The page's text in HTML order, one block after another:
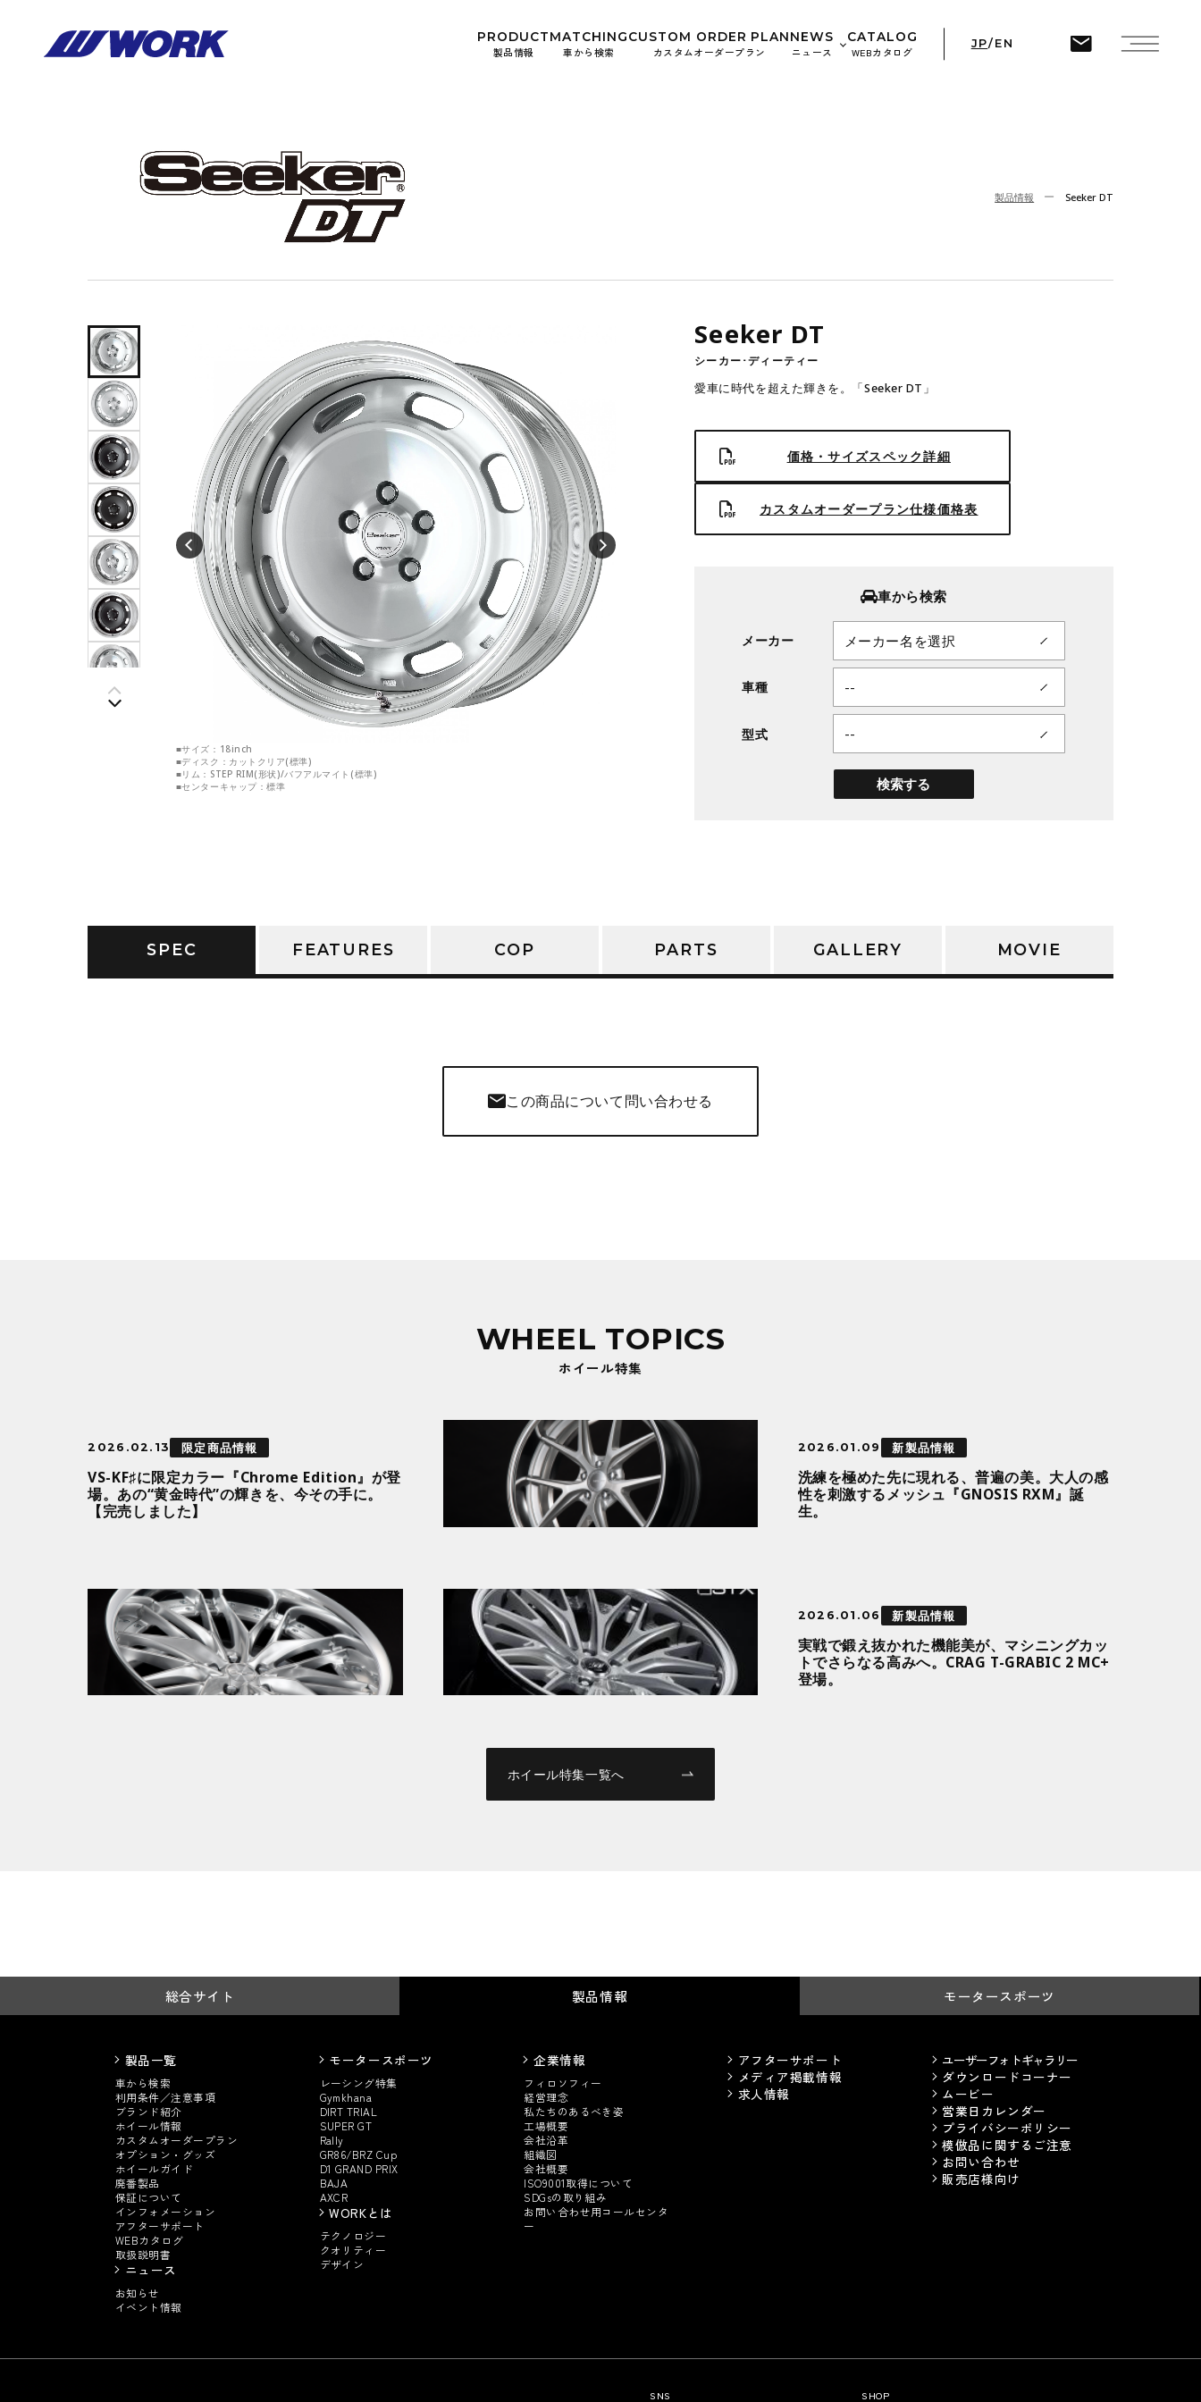
PRODUCT
製品情報
MATCHING
車から検索
CUSTOM ORDER PLAN
カスタムオーダープラン
NEWS
ニュース
CATALOG
WEBカタログ
JP/ EN
製品情報 Seeker DT
■サイズ：18inch
■ディスク：カットクリア(標準)
■リム：STEP RIM(形状)/バフアルマイト(標準)
■センターキャップ：標準
Seeker DT
シーカー･ディーティー
愛車に時代を超えた輝きを。「Seeker DT」
価格・サイズスペック詳細
カスタムオーダープラン仕様価格表
車から検索
メーカー
車種
型式
検索する
SPEC FEATURES COP PARTS GALLERY MOVIE
この商品について問い合わせる
WHEEL TOPICS
ホイール特集
2026.02.13 限定商品情報
VS-KF♯に限定カラー『Chrome Edition』が登
場。あの“黄金時代”の輝きを、今その手に。
【完売しました】
ポーティネス『GNOSIS RXS』誕生。
2026.01.09 新製品情報
洗練を極めた先に現れる、普遍の美。大人の感
性を刺激するメッシュ『GNOSIS RXM』誕
生。
伝統は、深化する。ZEASTに宿命の 『BACK
LABEL ZEAST BSTX』 降臨。
2026.01.06 新製品情報
実戦で鍛え抜かれた機能美が、マシニングカッ
トでさらなる高みへ。CRAG T-GRABIC 2 MC+
登場。
ホイール特集一覧へ
総合サイト 製品情報 モータースポーツ
製品一覧
車から検索
利用条件／注意事項
ブランド紹介
ホイール情報
カスタムオーダープラン
オプション・グッズ
ホイールガイド
廃番製品
保証について
インフォメーション
アフターサポート
WEBカタログ
取扱説明書
ニュース
お知らせ
イベント情報
モータースポーツ
レーシング特集
Gymkhana
DIRT TRIAL
SUPER GT
Rally
GR86/BRZ Cup
D1 GRAND PRIX
BAJA
AXCR
WORKとは
テクノロジー
クオリティー
デザイン
企業情報
フィロソフィー
経営理念
私たちのあるべき姿
工場概要
会社沿革
組織図
会社概要
ISO9001取得について
SDGsの取り組み
お問い合わせ用コールセンタ
ー
アフターサポート
メディア掲載情報
求人情報
ユーザーフォトギャラリー
ダウンロードコーナー
ムービー
営業日カレンダー
プライバシーポリシー
模倣品に関するご注意
お問い合わせ
販売店様向け
SNS SHOP